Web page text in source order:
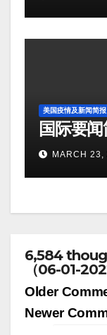
美国疫情及新闻简报
国际要
MARCH 23,
6,584
（06-01-
Older
Newer